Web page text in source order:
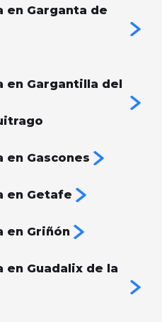
en Garganta de
en Gargantilla del
en Gascones
en Getafe
en Griñón
en Guadalix de la